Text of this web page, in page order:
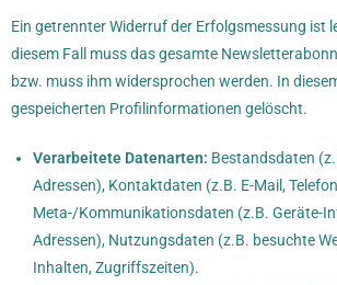
Ein getrennter Widerruf der Erfolgsmessung ist
diesem Fall muss das gesamte
bzw. muss ihm widersprochen werden. In
gespeicherten Profilinformationen gelöscht.
Verarbeitete Datenarten: Bestandsdaten
Adressen), Kontaktdaten (z.B. E-Mail,
Meta-/Kommunikationsdaten (z.B. Geräte-
Adressen), Nutzungsdaten (z.B. besuchte
Inhalten, Zugriffszeiten).